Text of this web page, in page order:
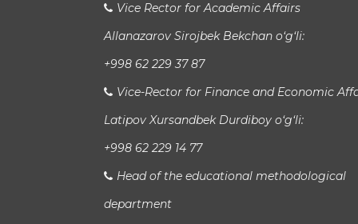
Vice Rector for Academic Affairs
Allanazarov Sirojbek Bekchan o‘g‘li:
+998 62 229 37 87
Vice-Rector for Finance and Economic
Latipov Xursandbek Durdiboy o‘g‘li:
+998 62 229 14 77
Head of the educational methodological
department